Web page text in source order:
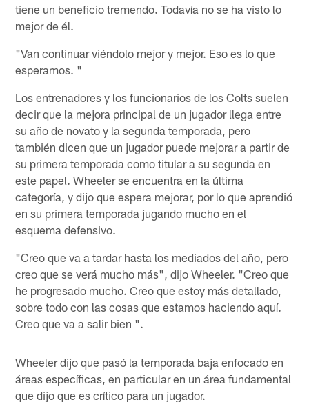
tiene un beneficio tremendo. Todavía no se ha visto lo
mejor de él.
"Van continuar viéndolo mejor y mejor. Eso es lo que
esperamos. "
Los entrenadores y los funcionarios de los Colts suelen
decir que la mejora principal de un jugador llega entre
su año de novato y la segunda temporada, pero
también dicen que un jugador puede mejorar a partir de
su primera temporada como titular a su segunda en
este papel. Wheeler se encuentra en la última
categoría, y dijo que espera mejorar, por lo que aprendió
en su primera temporada jugando mucho en el
esquema defensivo.
"Creo que va a tardar hasta los mediados del año, pero
creo que se verá mucho más", dijo Wheeler. "Creo que
he progresado mucho. Creo que estoy más detallado,
sobre todo con las cosas que estamos haciendo aquí.
Creo que va a salir bien ".
Wheeler dijo que pasó la temporada baja enfocado en
áreas específicas, en particular en un área fundamental
que dijo que es crítico para un jugador.